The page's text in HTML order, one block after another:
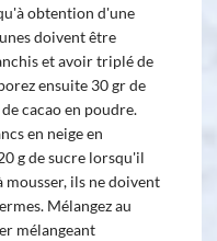
obtention d'une
doivent être
et avoir triplé de
ensuite 30 gr de
cacao en poudre.
en neige en
g de sucre lorsqu'il
mousser, ils ne doivent
Mélangez au
mélangeant